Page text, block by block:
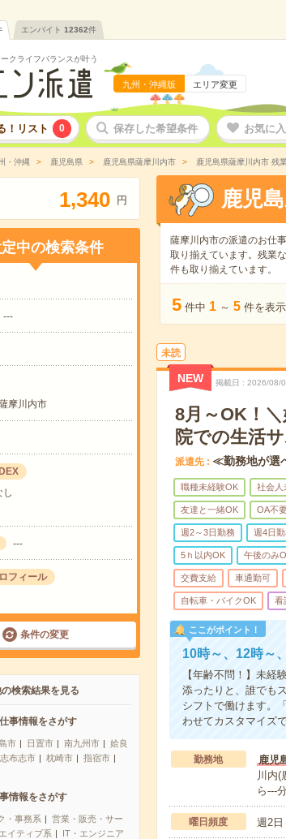
エンバイト 12362件
クライフバランスが叶う
九州・沖縄版 エリア変更
！リスト 0 保存した希望条件 お気に
・沖縄 鹿児島県 鹿児島県薩摩川内市 鹿児島県薩摩川内市 残
1,340 円
中の検索条件
---
摩川内市
し
---
フィール
条件の変更
検索結果を見る
事情報をさがす
市 日置市 南九州市
姶良
志布志市 枕崎市
指宿市
情報をさがす
・事務系
営業・販売・サー
イティブ系
IT・エンジニア
鹿児
薩摩川内市の派遣のお仕事
取り揃えています。残業
件も取り揃えています。
5 件中 1 ～ 5 件を表
未読
NEW 掲載日 2026/08/
8月～OK！
院での生活
派遣先 ≪勤務地が選
職種未経験OK 社会人
友達と一緒OK OA不
週2～3日勤務 週4日
5ｈ以内OK 午後のみ
交費支給 車通勤可
自転車・バイクOK 看
ここがポイント！
10時～、12時～
【年齢不問！】未経
添ったりと、誰でも
シフトで働けます。
わせてカスタマイズ
勤務地
鹿児
川内(
ら---分
曜日頻度 週2